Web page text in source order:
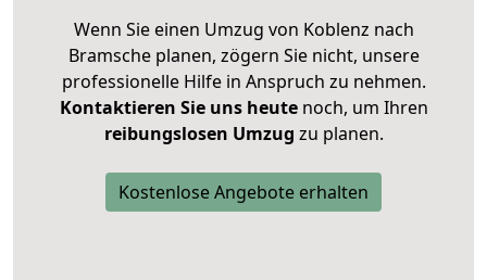
Wenn Sie einen Umzug von Koblenz nach
Bramsche planen, zögern Sie nicht, unsere
professionelle Hilfe in Anspruch zu nehmen.
Kontaktieren Sie uns heutenoch, um Ihren
reibungslosen Umzug zu planen.
Kostenlose Angebote erhalten